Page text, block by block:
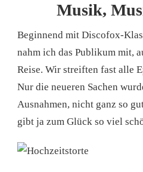
Musik,
Beginnend mit Discofox-
nahm ich das Publikum mit,
Reise. Wir streiften fast alle
Nur die neueren Sachen
Ausnahmen, nicht ganz so
gibt ja zum Glück so viel